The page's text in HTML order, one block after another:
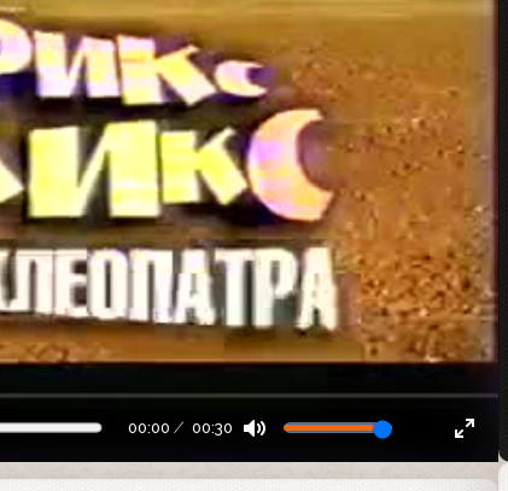
00:00 00:30